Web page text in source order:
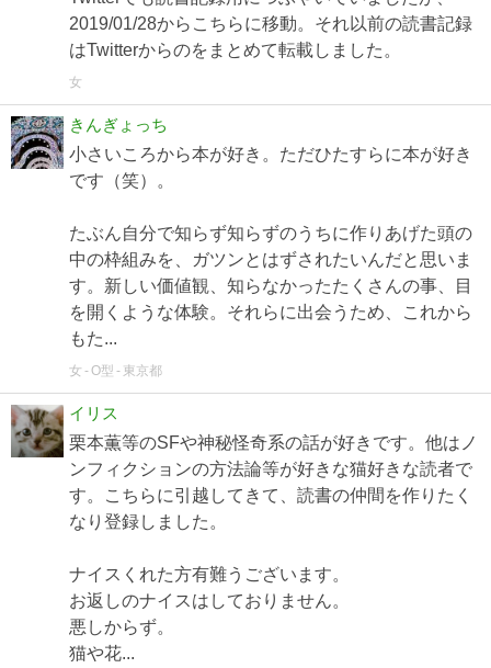
2019/01/28からこちらに移動。それ以前の読書記録
はTwitterからのをまとめて転載しました。
女
きんぎょっち
小さいころから本が好き。ただひたすらに本が好き
です（笑）。
たぶん自分で知らず知らずのうちに作りあげた頭の
中の枠組みを、ガツンとはずされたいんだと思いま
す。新しい価値観、知らなかったたくさんの事、目
を開くような体験。それらに出会うため、これから
もた...
女 O型 東京都
イリス
栗本薫等のSFや神秘怪奇系の話が好きです。他はノ
ンフィクションの方法論等が好きな猫好きな読者で
す。こちらに引越してきて、読書の仲間を作りたく
なり登録しました。
ナイスくれた方有難うございます。
お返しのナイスはしておりません。
悪しからず。
猫や花...